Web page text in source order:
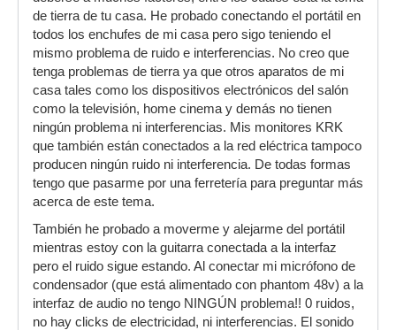
de tierra de tu casa. He probado conectando el portátil en
todos los enchufes de mi casa pero sigo teniendo el
mismo problema de ruido e interferencias. No creo que
tenga problemas de tierra ya que otros aparatos de mi
casa tales como los dispositivos electrónicos del salón
como la televisión, home cinema y demás no tienen
ningún problema ni interferencias. Mis monitores KRK
que también están conectados a la red eléctrica tampoco
producen ningún ruido ni interferencia. De todas formas
tengo que pasarme por una ferretería para preguntar más
acerca de este tema.
También he probado a moverme y alejarme del portátil
mientras estoy con la guitarra conectada a la interfaz
pero el ruido sigue estando. Al conectar mi micrófono de
condensador (que está alimentado con phantom 48v) a la
interfaz de audio no tengo NINGÚN problema!! 0 ruidos,
no hay clicks de electricidad, ni interferencias. El sonido